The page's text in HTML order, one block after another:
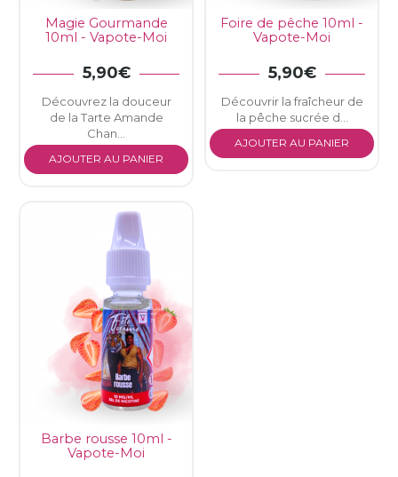
Magie Gourmande
10ml - Vapote-Moi
5,90€
Découvrez la douceur
de la Tarte Amande
Chan...
AJOUTER AU PANIER
Foire de pêche 10ml -
Vapote-Moi
5,90€
Découvrir la fraîcheur de
la pêche sucrée d...
AJOUTER AU PANIER
Barbe rousse 10ml -
Vapote-Moi
Connexion ×
You need to be logged in to save products in your